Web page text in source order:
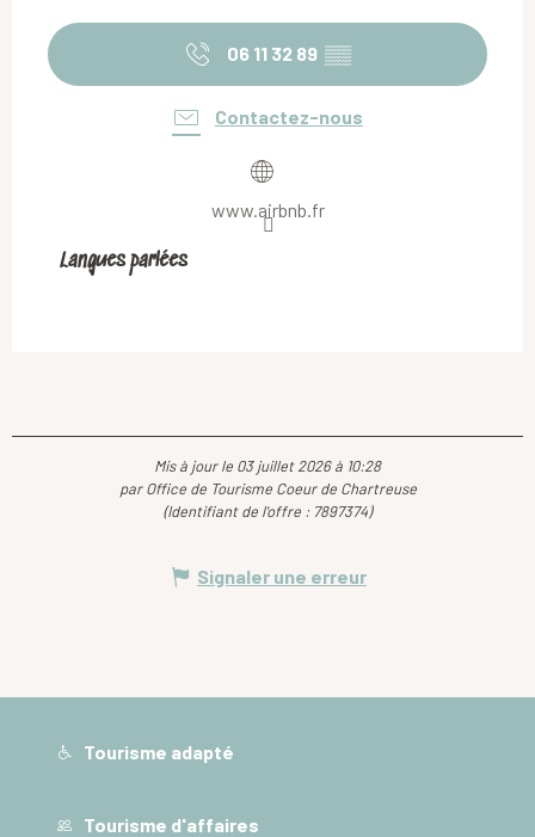
06 11 32 89 ▒▒
Contactez-nous
www.airbnb.fr
Langues parlées
Langues parlées
Mis à jour le 03 juillet 2026 à 10:28
par Office de Tourisme Coeur de Chartreuse
(Identifiant de l'offre : 7897374)
Signaler une erreur
Tourisme adapté
Tourisme d'affaires